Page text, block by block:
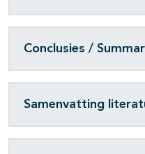
Conclusies /
Samenvatting